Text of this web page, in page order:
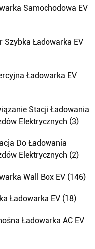
Samochodowa EV
Szybka Ładowarka EV
Ładowarka EV
Stacji Ładowania
Elektrycznych (3)
Do Ładowania
Elektrycznych (2)
Wall Box EV (146)
Ładowarka EV (18)
Ładowarka AC EV